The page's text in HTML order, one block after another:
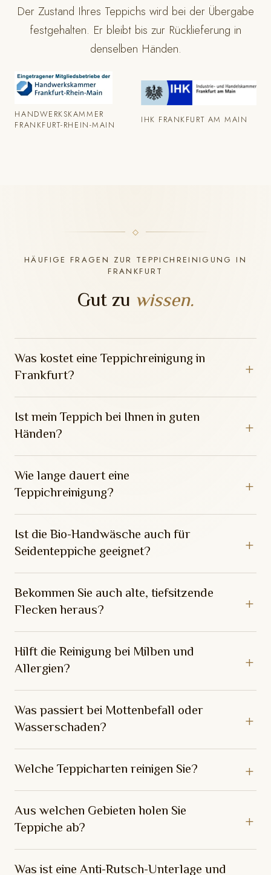
Der Zustand Ihres Teppichs wird bei der Übergabe
festgehalten. Er bleibt bis zur Rücklieferung in
denselben Händen.
HANDWERKSKAMMER
FRANKFURT-RHEIN-MAIN
IHK FRANKFURT AM MAIN
HÄUFIGE FRAGEN ZUR TEPPICHREINIGUNG IN
FRANKFURT
Gut zu wissen.
Was kostet eine Teppichreinigung in
Frankfurt?
Ist mein Teppich bei Ihnen in guten
Händen?
Wie lange dauert eine
Teppichreinigung?
Ist die Bio-Handwäsche auch für
Seidenteppiche geeignet?
Bekommen Sie auch alte, tiefsitzende
Flecken heraus?
Hilft die Reinigung bei Milben und
Allergien?
Was passiert bei Mottenbefall oder
Wasserschaden?
Welche Teppicharten reinigen Sie?
Aus welchen Gebieten holen Sie
Teppiche ab?
Was ist eine Anti-Rutsch-Unterlage und